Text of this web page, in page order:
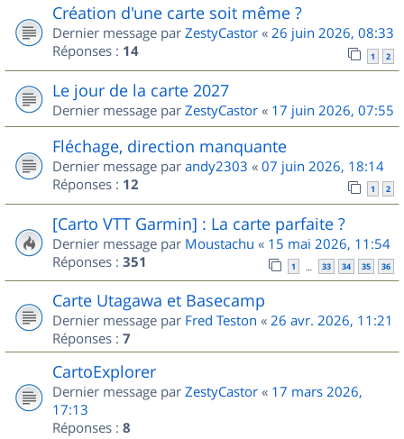
Création d'une carte soit même ?
Dernier message par ZestyCastor « 26 juin 2026, 08:33
Réponses : 14 1 2
Le jour de la carte 2027
Dernier message par ZestyCastor « 17 juin 2026, 07:55
Fléchage, direction manquante
Dernier message par andy2303 « 07 juin 2026, 18:14
Réponses : 12 1 2
[Carto VTT Garmin] : La carte parfaite ?
Dernier message par Moustachu « 15 mai 2026, 11:54
Réponses : 351 1 … 33 34 35 36
Carte Utagawa et Basecamp
Dernier message par Fred Teston « 26 avr. 2026, 11:21
Réponses : 7
CartoExplorer
Dernier message par ZestyCastor « 17 mars 2026,
17:13
Réponses : 8